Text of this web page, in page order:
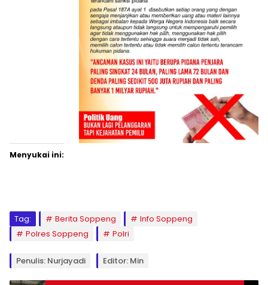
Menyukai ini:
Tag: Berita Soppeng
Info Soppeng
Polres Soppeng
Polri
Penulis: Nurjayadi Editor: Min